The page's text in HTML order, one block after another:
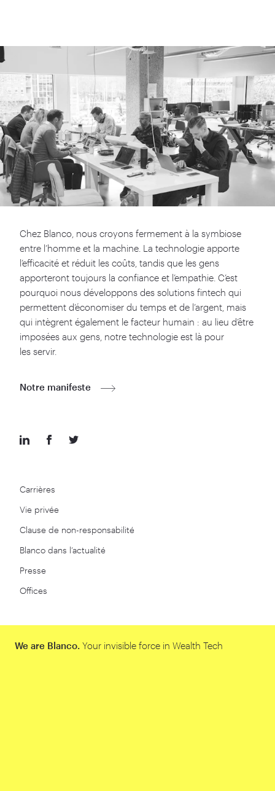
Carrières
Vie privée
Clause de non-responsabilité
Blanco dans l’actualité
Presse
Offices
Chez Blanco, nous croyons fermement à la symbiose
entre l’homme et la machine. La technologie apporte
l’efficacité et réduit les coûts, tandis que les gens
apporteront toujours la confiance et l’empathie. C’est
pourquoi nous développons des solutions fintech qui
permettent d’économiser du temps et de l’argent, mais
qui intègrent également le facteur humain : au lieu d’être
imposées aux gens, notre technologie est là pour
les servir.
Notre manifeste
We are Blanco. Your invisible force in Wealth Tech